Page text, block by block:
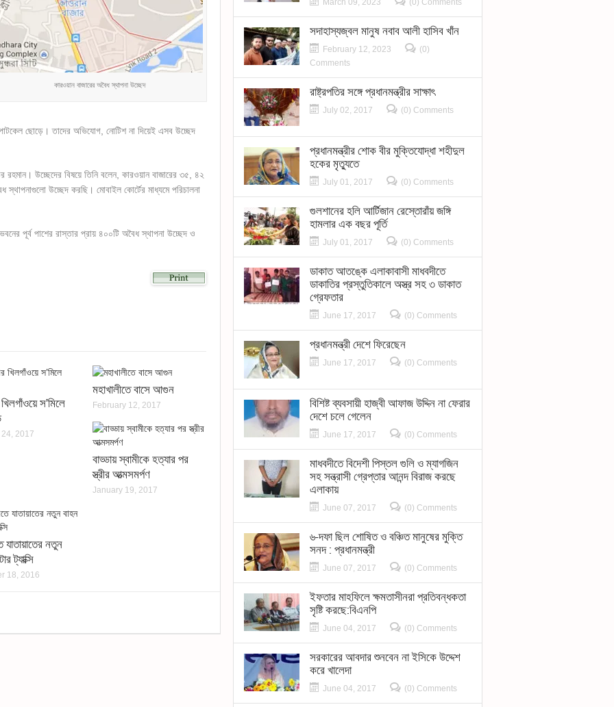
কারওয়ান বাজারের অবৈধ স্থাপনা উচ্ছেদ
ছোড়ে। তাদের অভিযোগ, নোটিশ না দিয়েই এসব উচ্ছেদ
উচ্ছেদের বিষয়ে তিনি বলেন, কারওয়ান বাজারের ৩৫, ৪২
উচ্ছেদ করছি। মোবাইল কোর্টের মাধ্যমে পরিচালনা
পূর্ব পাশের রাস্তার প্রায় ৪০০টি অবৈধ স্থাপনা উচ্ছেদ ও
স’মিলে
2017
মহাখালীতে বাসে আগুন
February 12, 2017
বাড্ডায় স্বামীকে হত্যার পর
স্ত্রীর আত্মসমর্পণ
January 19, 2017
যাতায়াতের নতুন
ট্যাক্সি
18, 2016
March 09, 2023 (0) Comments
সদাহাস্যজ্বল মানুষ নবাব আলী হাসিব খাঁন
February 12, 2023
(0)
Comments
রাষ্ট্রপতির সঙ্গে প্রধানমন্ত্রীর সাক্ষাৎ
July 02, 2017 (0) Comments
প্রধানমন্ত্রীর শোক বীর মুক্তিযোদ্ধা শহীদুল
হকের মৃত্যুতে
July 01, 2017 (0) Comments
গুলশানের হলি আর্টিজান রেস্তোরাঁয় জঙ্গি
হামলার এক বছর পূর্তি
July 01, 2017 (0) Comments
ডাকাত আতঙ্কে এলাকাবাসী মাধবদীতে
ডাকাতির প্রস্তুতিকালে অস্ত্র সহ ৩ ডাকাত
গ্রেফতার
June 17, 2017 (0) Comments
প্রধানমন্ত্রী দেশে ফিরেছেন
June 17, 2017 (0) Comments
বিশিষ্ট ব্যবসায়ী হাজ্বী আফাজ উদ্দিন না ফেরার
দেশে চলে গেলেন
June 17, 2017 (0) Comments
মাধবদীতে বিদেশী পিস্তল গুলি ও ম্যাগজিন
সহ সন্ত্রাসী গ্রেপ্তার আনন্দ বিরাজ করছে
এলাকায়
June 07, 2017 (0) Comments
৬-দফা ছিল শোষিত ও বঞ্চিত মানুষের মুক্তি
সনদ : প্রধানমন্ত্রী
June 07, 2017 (0) Comments
ইফতার মাহফিলে ক্ষমতাসীনরা প্রতিবন্ধকতা
সৃষ্টি করছে:বিএনপি
June 04, 2017 (0) Comments
সরকারের আবদার শুনবেন না ইসিকে উদ্দেশ
করে খালেদা
June 04, 2017 (0) Comments